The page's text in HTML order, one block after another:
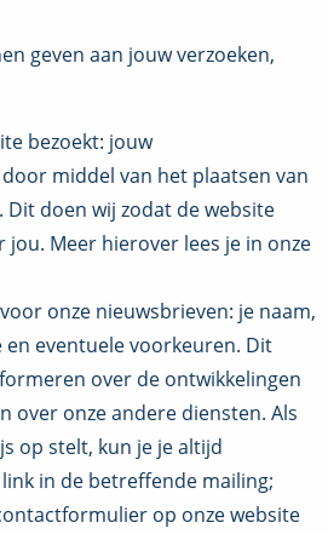
geven aan jouw verzoeken,
bezoekt: jouw
middel van het plaatsen van
doen wij zodat de website
Meer hierover lees je in onze
onze nieuwsbrieven: je naam,
en eventuele voorkeuren. Dit
over de ontwikkelingen
over onze andere diensten. Als
op stelt, kun je je altijd
in de betreffende mailing;
op onze website